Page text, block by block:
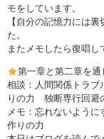
モをしています。
【自分の記憶力には
た。
またメモしたら復唱し
第一章と第二章を通
相談：人間関係トラ
りの力 独断専行回避
メモ：忘れないよう
作りの力